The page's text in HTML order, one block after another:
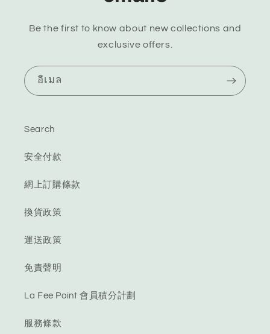
Be the first to know about new collections and
exclusive offers.
อีเมล
Search
安全付款
網上訂購條款
換貨政策
運送政策
免責聲明
La Fee Point 會員積分計劃
服務條款